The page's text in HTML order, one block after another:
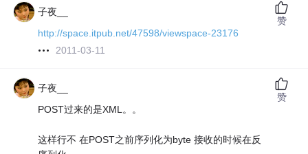
子夜__
http://space.itpub.net/47598/viewspace-23176
2011-03-11
赞
子夜__
POST过来的是XML。。
这样行不 在POST之前序列化为byte 接收的时候在反
赞